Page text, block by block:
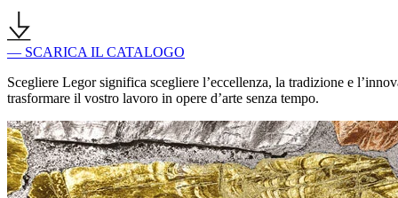
— SCARICA IL CATALOGO
Scegliere Legor significa scegliere l’eccellenza, la tradizione e
trasformare il vostro lavoro in opere d’arte senza tempo.